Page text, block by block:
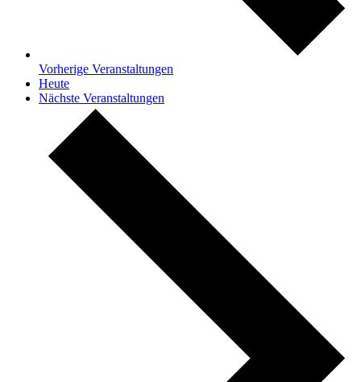
Vorherige Veranstaltungen
Heute
Nächste Veranstaltungen